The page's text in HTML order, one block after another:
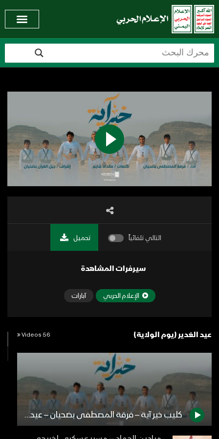
التالي تلقائياً تحميل
سيرفرات المشاهدة
الإعلام الحربي آبارات
عيد الغدير (يوم الولاية) 56 Videos
كليب خير آية – فرقة المصطفى بضحيان – عيد الغدير 1445هـ